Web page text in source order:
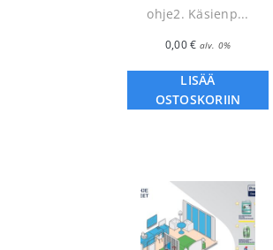
ohje2. Käsienp...
0,00€ alv. 0%
LISÄÄ
OSTOSKORIIN